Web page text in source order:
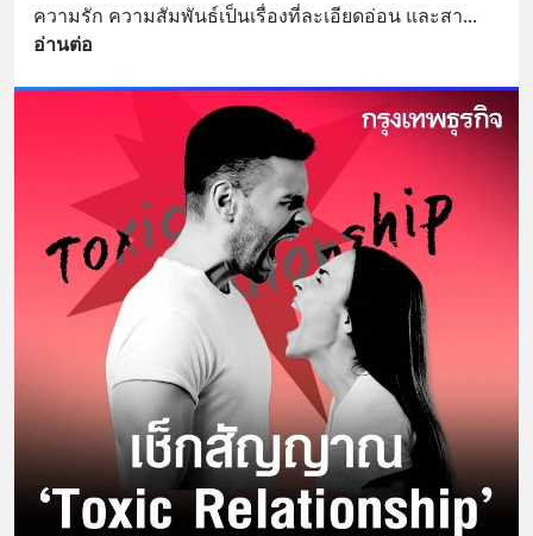
ความรัก ความสัมพันธ์เป็นเรื่องที่ละเอียดอ่อน และสา
อ่านต่อ